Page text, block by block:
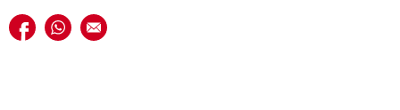
Udostępnij na facebook
Udostępnij na whatsapp
E-mail do przyjaciela